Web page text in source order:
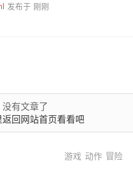
发布于 刚刚
没有文章了
返回网站首页看看吧
游戏 动作 冒险